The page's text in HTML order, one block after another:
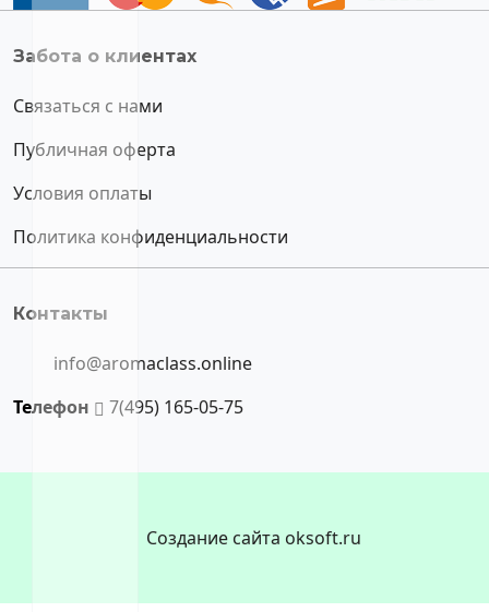
Забота о клиентах
Связаться с нами
Публичная оферта
Условия оплаты
Политика конфиденциальности
Контакты
info@aromaclass.online
Телефон
7(495) 165-05-75
Создание сайта oksoft.ru